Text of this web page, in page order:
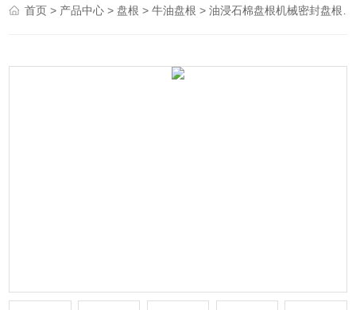
首页 > 产品中心 > 盘根 >牛油盘根 > 油浸石棉盘根机械密封盘根牛油盘根